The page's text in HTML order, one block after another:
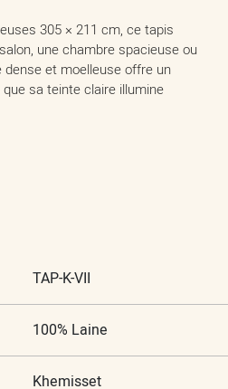
305 × 211 cm, ce tapis
une chambre spacieuse ou
dense et moelleuse offre un
sa teinte claire illumine
TAP-K-VII
100% Laine
Khemisset